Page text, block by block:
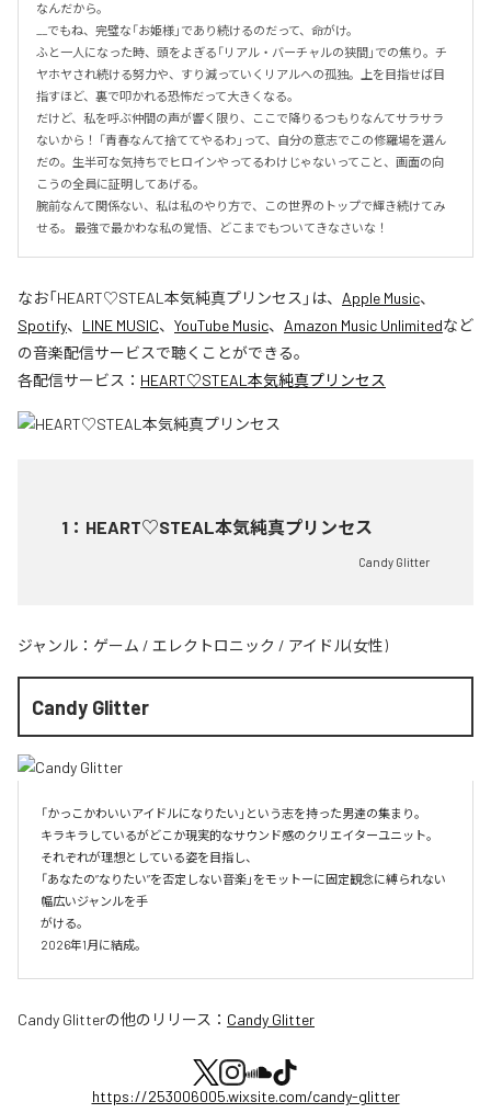
なんだから。
__でもね、完璧な「お姫様」であり続けるのだって、命がけ。
ふと一人になった時、頭をよぎる「リアル・バーチャルの狭間」での焦り。チ
ヤホヤされ続ける努力や、すり減っていくリアルへの孤独。上を目指せば目
指すほど、裏で叩かれる恐怖だって大きくなる。
だけど、私を呼ぶ仲間の声が響く限り、ここで降りるつもりなんてサラサラ
ないから！ 「青春なんて捨ててやるわ」って、自分の意志でこの修羅場を選ん
だの。生半可な気持ちでヒロインやってるわけじゃないってこと、画面の向
こうの全員に証明してあげる。
腕前なんて関係ない、私は私のやり方で、この世界のトップで輝き続けてみ
せる。 最強で最かわな私の覚悟、どこまでもついてきなさいな！
なお「HEART♡STEAL本気純真プリンセス 」は、 Apple Music、
Spotify、 LINE MUSIC、 YouTube Music、 Amazon Music Unlimitedなど
の音楽配信サービスで聴くことができる。
各配信サービス： HEART♡STEAL本気純真プリンセス
1 ： HEART♡STEAL本気純真プリンセス
Candy Glitter
ジャンル： ゲーム / エレクトロニック / アイドル(女性)
Candy Glitter
「かっこかわいいアイドルになりたい」という志を持った男達の集まり。
キラキラしているがどこか現実的なサウンド感のクリエイターユニット。
それぞれが理想としている姿を目指し、
「あなたの”なりたい”を否定しない音楽」をモットーに固定観念に縛られない
幅広いジャンルを手
がける。
2026年1月に結成。
Candy Glitterの他のリリース： Candy Glitter
https://253006005.wixsite.com/candy-glitter